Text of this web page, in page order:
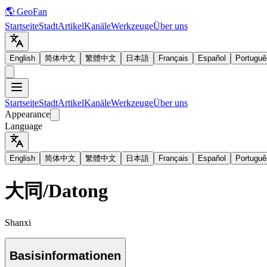
🌎 GeoFan
StartseiteStadtArtikelKanäleWerkzeugeÜber uns
English 简体中文 繁體中文 日本語 Français Español
StartseiteStadtArtikelKanäleWerkzeugeÜber uns
Appearance
Language
English 简体中文 繁體中文 日本語 Français Español
大同/Datong
Shanxi
Basisinformationen